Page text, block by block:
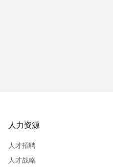
人力资源
人才招聘
人才战略